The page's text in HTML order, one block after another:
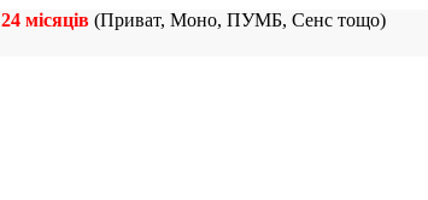
24 місяців(Приват, Моно, ПУМБ, Сенс тощо)